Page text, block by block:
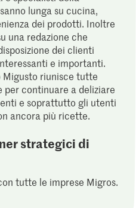
lunga su cucina,
dei prodotti. Inoltre
una redazione che
dei clienti
e importanti.
Migusto riunisce tutte
per continuare a deliziare
e soprattutto gli utenti
ancora più ricette.
strategici di
tutte le imprese Migros.